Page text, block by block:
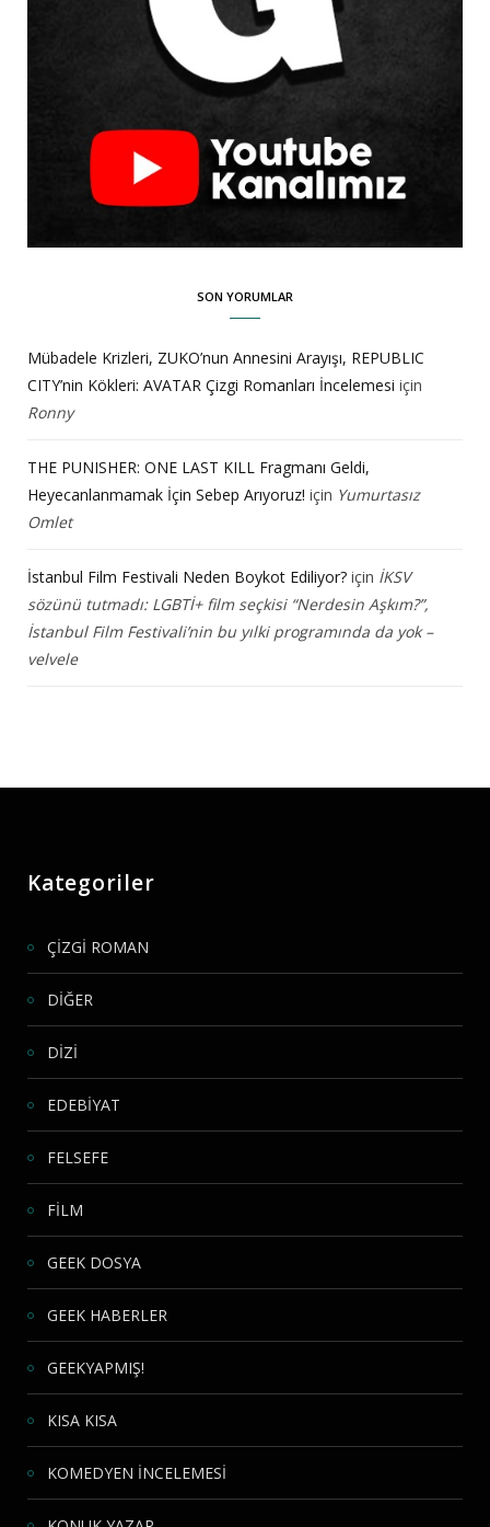
SON YORUMLAR
Mübadele Krizleri, ZUKO’nun Annesini Arayışı, REPUBLIC
CITY’nin Kökleri: AVATAR Çizgi Romanları İncelemesi için
Ronny
THE PUNISHER: ONE LAST KILL Fragmanı Geldi,
Heyecanlanmamak İçin Sebep Arıyoruz! için Yumurtasız
Omlet
İstanbul Film Festivali Neden Boykot Ediliyor? için İKSV
sözünü tutmadı: LGBTİ+ film seçkisi “Nerdesin Aşkım?”,
İstanbul Film Festivali’nin bu yılki programında da yok –
velvele
Kategoriler
ÇİZGİ ROMAN
DİĞER
DİZİ
EDEBİYAT
FELSEFE
FİLM
GEEK DOSYA
GEEK HABERLER
GEEKYAPMIŞ!
KISA KISA
KOMEDYEN İNCELEMESİ